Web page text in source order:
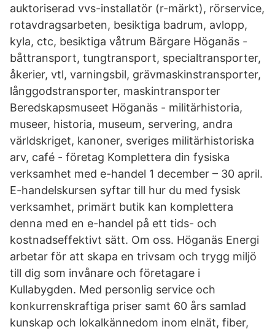
auktoriserad vvs-installatör (r-märkt), rörservice,
rotavdragsarbeten, besiktiga badrum, avlopp,
kyla, ctc, besiktiga våtrum Bärgare Höganäs -
båttransport, tungtransport, specialtransporter,
åkerier, vtl, varningsbil, grävmaskinstransporter,
långgodstransporter, maskintransporter
Beredskapsmuseet Höganäs - militärhistoria,
museer, historia, museum, servering, andra
världskriget, kanoner, sveriges militärhistoriska
arv, café - företag Komplettera din fysiska
verksamhet med e-handel 1 december – 30 april.
E-handelskursen syftar till hur du med fysisk
verksamhet, primärt butik kan komplettera
denna med en e-handel på ett tids- och
kostnadseffektivt sätt. Om oss. Höganäs Energi
arbetar för att skapa en trivsam och trygg miljö
till dig som invånare och företagare i
Kullabygden. Med personlig service och
konkurrenskraftiga priser samt 60 års samlad
kunskap och lokalkännedom inom elnät, fiber,